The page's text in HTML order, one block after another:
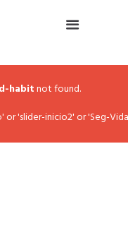
habitnot found.
'slider-inicio2' or 'Seg-